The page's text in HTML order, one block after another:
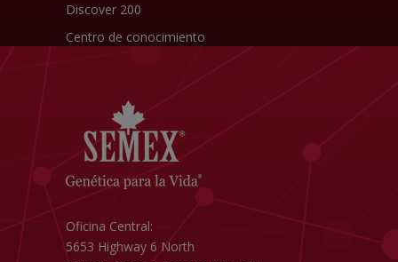
Discover 200
Centro de conocimiento
Oficina Central:
5653 Highway 6 North